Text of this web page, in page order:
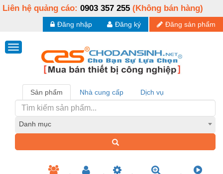
Liên hệ quảng cáo: 0903 357 255 (Không bán hàng)
Đăng sản phẩm
Đăng ký
Đăng nhập
Sản phẩm Nhà cung cấp Dịch vụ
Danh mục